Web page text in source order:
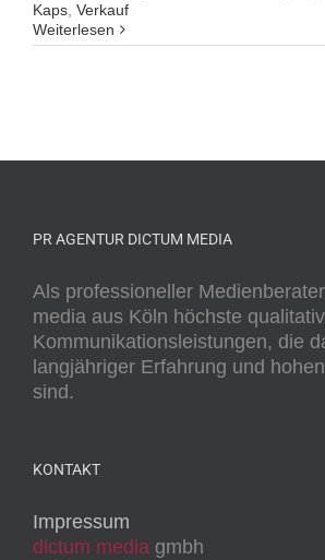
Kaps Verkauf
Weiterlesen
PR AGENTUR DICTUM MEDIA
Als professioneller
media aus Köln höchste
Kommunikationsleistungen, die
langjähriger Erfahrung und
sind.
KONTAKT
Impressum
dictum media gmbh